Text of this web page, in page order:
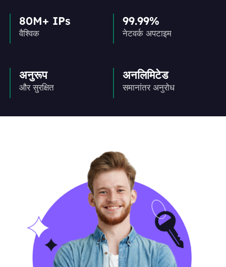
80M+ IPs
वैश्विक
99.99%
नेटवर्क अपटाइम
अनुरूप
और सुरक्षित
अनलिमिटेड
समानांतर अनुरोध